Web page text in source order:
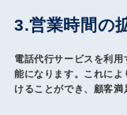
3.営業時間の
電話代行サービスを利
能になります。これに
けることができ、顧客満